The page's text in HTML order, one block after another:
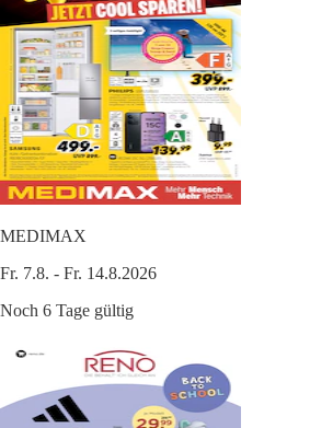
MEDIMAX
Fr. 7.8. - Fr. 14.8.2026
Noch 6 Tage gültig